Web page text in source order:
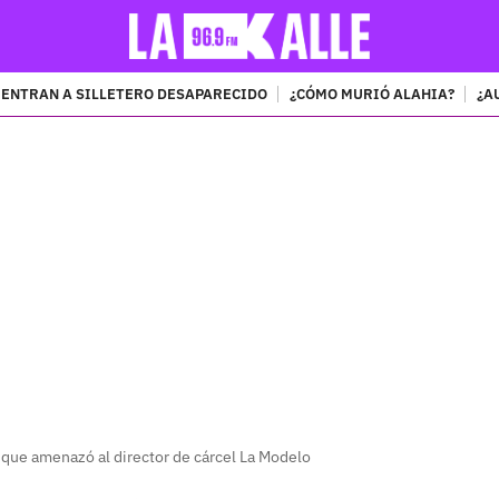
A SILLETERO DESAPARECIDO ¿CÓMO MURIÓ ALAHIA?
amenazó al director de cárcel La Modelo